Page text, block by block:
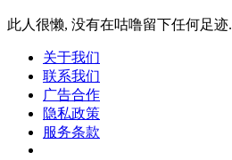
此人很懒, 没有在咕噜留下任何足迹.
关于我们
联系我们
广告合作
隐私政策
服务条款